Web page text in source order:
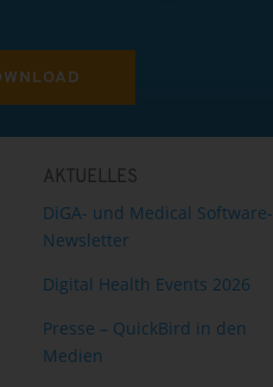
AKTUELLES
DiGA- und Medical Software-
Newsletter
Digital Health Events 2026
Presse – QuickBird in den
Medien